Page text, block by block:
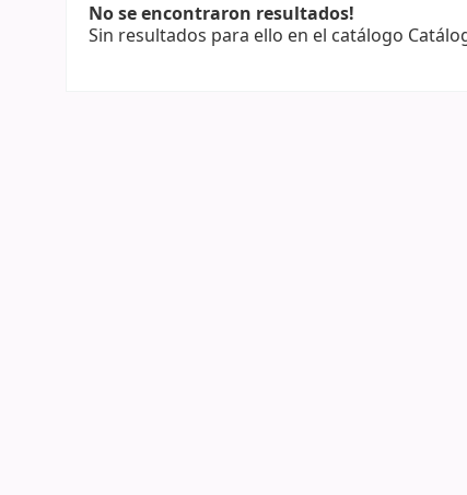
No se encontraron resultados!
Sin resultados para ello en el catálogo